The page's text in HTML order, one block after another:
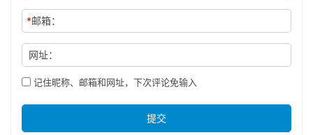
*邮箱：
网址：
记住昵称、邮箱和网址，下次评论免输入
提交